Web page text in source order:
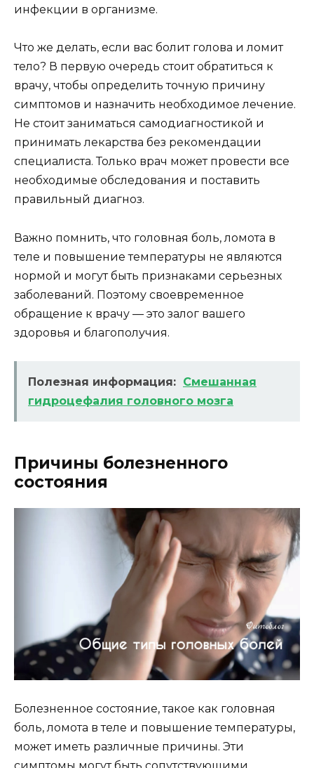
инфекции в организме.
Что же делать, если вас болит голова и ломит
тело? В первую очередь стоит обратиться к
врачу, чтобы определить точную причину
симптомов и назначить необходимое лечение.
Не стоит заниматься самодиагностикой и
принимать лекарства без рекомендации
специалиста. Только врач может провести все
необходимые обследования и поставить
правильный диагноз.
Важно помнить, что головная боль, ломота в
теле и повышение температуры не являются
нормой и могут быть признаками серьезных
заболеваний. Поэтому своевременное
обращение к врачу — это залог вашего
здоровья и благополучия.
Полезная информация: Смешанная
гидроцефалия головного мозга
Причины болезненного
состояния
Болезненное состояние, такое как головная
боль, ломота в теле и повышение температуры,
может иметь различные причины. Эти